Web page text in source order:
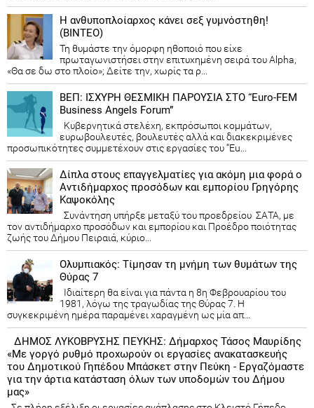
Η ανθυποπλοίαρχος κάνει σεξ γυμνόστηθη!
(ΒΙΝΤΕΟ)
Τη θυμάστε την όμορφη ηθοποιό που είχε
πρωταγωνιστήσει στην επιτυχημένη σειρά του Alpha,
«Θα σε δω στο πλοίο»; Δείτε την, χωρίς τα ρ...
ΒΕΠ: ΙΣΧΥΡΗ ΘΕΣΜΙΚΗ ΠΑΡΟΥΣΙΑ ΣΤΟ “Euro-FEM
Business Angels Forum”
Κυβερνητικά στελέχη, εκπρόσωποι κομμάτων,
ευρωβουλευτές, βουλευτές αλλά και διακεκριμένες
προσωπικότητες συμμετέχουν στις εργασίες του “Eu...
Δίπλα στους επαγγελματίες για ακόμη μια φορά ο
Αντιδήμαρχος προσόδων και εμπορίου Γρηγόρης
Καψοκόλης
Συνάντηση υπήρξε μεταξύ του προεδρείου ΣΑΤΑ, με
τον αντιδήμαρχο προσόδων και εμπορίου και Προέδρο ποιότητας
ζωής του Δήμου Πειραιά, κύριο...
Ολυμπιακός: Τίμησαν τη μνήμη των θυμάτων της
Θύρας 7
Ιδιαίτερη θα είναι για πάντα η 8η Φεβρουαρίου του
1981, λόγω της τραγωδίας της Θύρας 7. Η
συγκεκριμένη ημέρα παραμένει χαραγμένη ως μία απ...
ΔΗΜΟΣ ΛΥΚΟΒΡΥΣΗΣ ΠΕΥΚΗΣ: Δήμαρχος Τάσος Μαυρίδης
«Με γοργό ρυθμό προχωρούν οι εργασίες ανακατασκευής
του Δημοτικού Γηπέδου Μπάσκετ στην Πεύκη - Εργαζόμαστε
για την άρτια κατάσταση όλων των υποδομών του Δήμου
μας»